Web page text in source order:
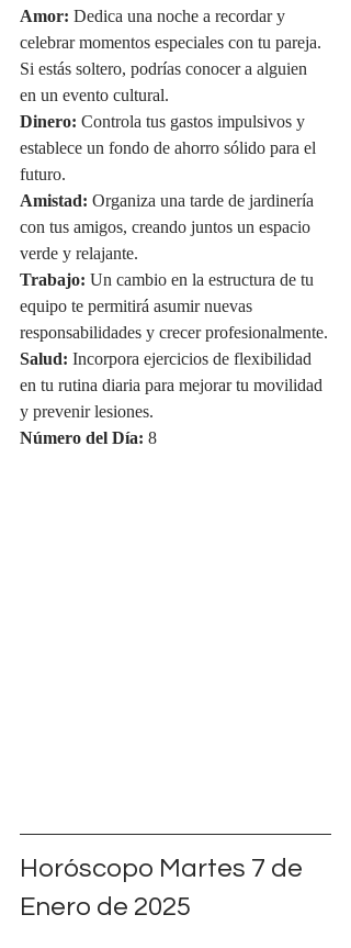
Amor: Dedica una noche a recordar y
celebrar momentos especiales con tu pareja.
Si estás soltero, podrías conocer a alguien
en un evento cultural.
Dinero: Controla tus gastos impulsivos y
establece un fondo de ahorro sólido para el
futuro.
Amistad: Organiza una tarde de jardinería
con tus amigos, creando juntos un espacio
verde y relajante.
Trabajo: Un cambio en la estructura de tu
equipo te permitirá asumir nuevas
responsabilidades y crecer profesionalmente.
Salud: Incorpora ejercicios de flexibilidad
en tu rutina diaria para mejorar tu movilidad
y prevenir lesiones.
Número del Día: 8
Horóscopo Martes 7 de
Enero de 2025